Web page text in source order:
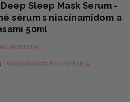
košík
Deep Sleep Mask Serum -
sérum s niacínamidom a
50ml
NUMBUZIN
Podrobnosti hodnotenia